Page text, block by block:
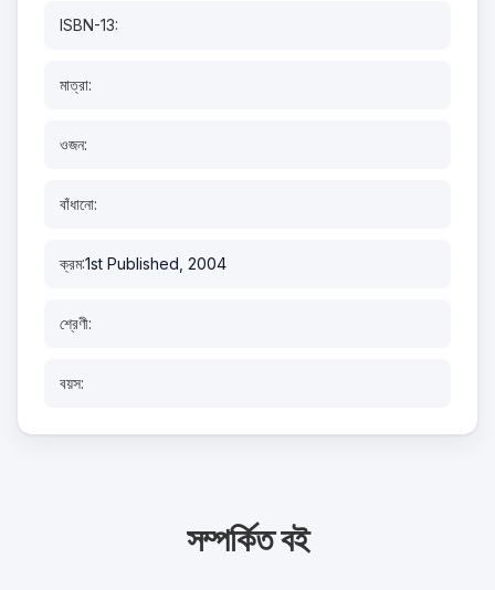
ISBN-13:
মাত্রা:
ওজন:
বাঁধানো:
ক্রম:1st Published, 2004
শ্রেণী:
বয়স:
সম্পর্কিত বই